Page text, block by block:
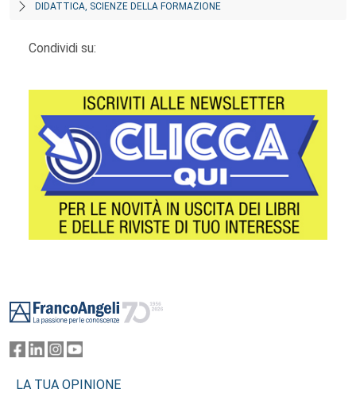
DIDATTICA, SCIENZE DELLA FORMAZIONE
Condividi su:
LA TUA OPINIONE